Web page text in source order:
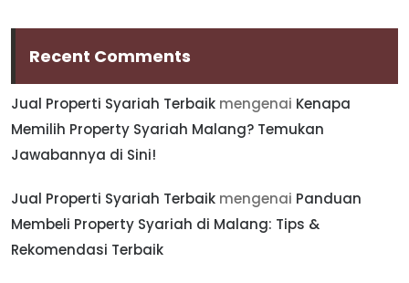
Recent Comments
Jual Properti Syariah Terbaik mengenai Kenapa
Memilih Property Syariah Malang? Temukan
Jawabannya di Sini!
Jual Properti Syariah Terbaik mengenai Panduan
Membeli Property Syariah di Malang: Tips &
Rekomendasi Terbaik